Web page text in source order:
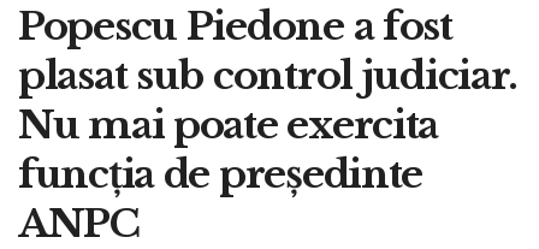
Popescu Piedone a fost
plasat sub control judiciar.
Nu mai poate exercita
funcția de președinte
ANPC